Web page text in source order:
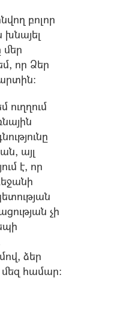
բոլոր
մեր
որ Ձեր
ուղղում
այլ
է, որ
չի
ձեր
մեզ համար: